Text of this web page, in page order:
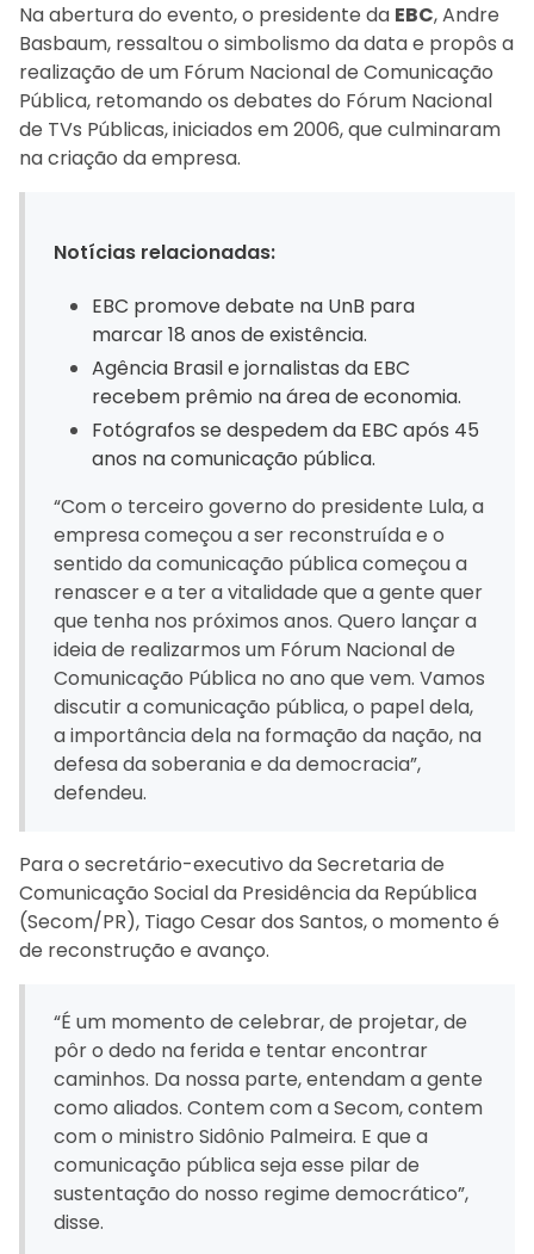
Na abertura do evento, o presidente da EBC, Andre
Basbaum, ressaltou o simbolismo da data e propôs a
realização de um Fórum Nacional de Comunicação
Pública, retomando os debates do Fórum Nacional
de TVs Públicas, iniciados em 2006, que culminaram
na criação da empresa.
Notícias relacionadas:
EBC promove debate na UnB para
marcar 18 anos de existência.
Agência Brasil e jornalistas da EBC
recebem prêmio na área de economia.
Fotógrafos se despedem da EBC após 45
anos na comunicação pública.
“Com o terceiro governo do presidente Lula, a
empresa começou a ser reconstruída e o
sentido da comunicação pública começou a
renascer e a ter a vitalidade que a gente quer
que tenha nos próximos anos. Quero lançar a
ideia de realizarmos um Fórum Nacional de
Comunicação Pública no ano que vem. Vamos
discutir a comunicação pública, o papel dela,
a importância dela na formação da nação, na
defesa da soberania e da democracia”,
defendeu.
Para o secretário-executivo da Secretaria de
Comunicação Social da Presidência da República
(Secom/PR), Tiago Cesar dos Santos, o momento é
de reconstrução e avanço.
“É um momento de celebrar, de projetar, de
pôr o dedo na ferida e tentar encontrar
caminhos. Da nossa parte, entendam a gente
como aliados. Contem com a Secom, contem
com o ministro Sidônio Palmeira. E que a
comunicação pública seja esse pilar de
sustentação do nosso regime democrático”,
disse.